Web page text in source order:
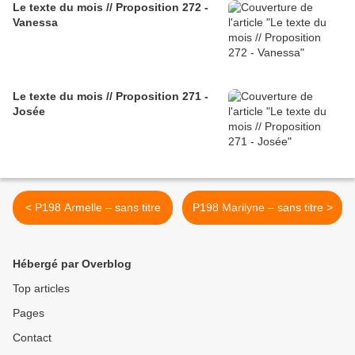
Le texte du mois // Proposition 272 -
Vanessa
Le texte du mois // Proposition 271 -
Josée
< P198 Armelle – sans titre P198 Marilyne – sans titre >
Hébergé par Overblog
Top articles
Pages
Contact